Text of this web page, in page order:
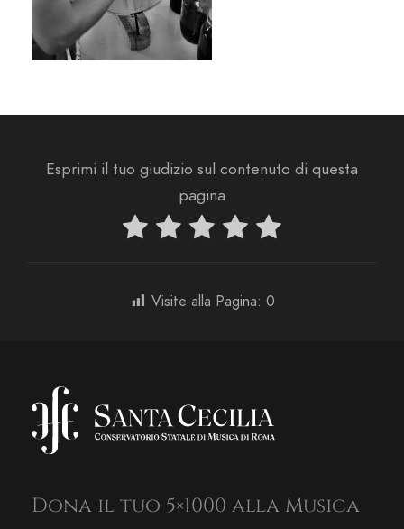
Esprimi il tuo giudizio sul contenuto di questa
pagina
Visite alla Pagina: 0
Dona il tuo 5×1000 alla Musica